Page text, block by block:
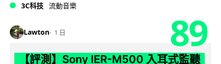
3C科技 流動音樂
Lawton 1 日 89
【評測】Sony IER-M500 入耳式監聽